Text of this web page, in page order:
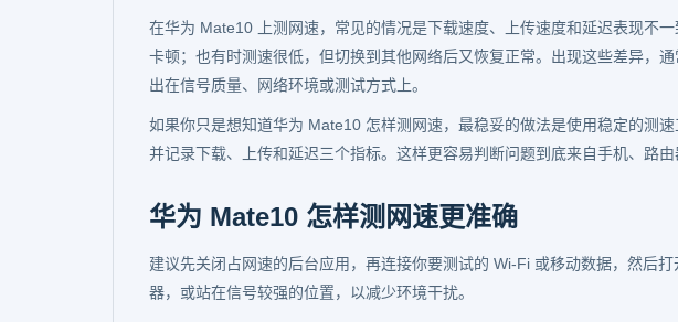
在华为 Mate10 上测网速，常见的情况是下载速度、上传速度和延迟表现不
卡顿；也有时测速很低，但切换到其他网络后又恢复正常。出现这些差异，
出在信号质量、网络环境或测试方式上。
如果你只是想知道华为 Mate10 怎样测网速，最稳妥的做法是使用稳定的测
并记录下载、上传和延迟三个指标。这样更容易判断问题到底来自手机、路由
华为 Mate10 怎样测网速更准确
建议先关闭占网速的后台应用，再连接你要测试的 Wi-Fi 或移动数据，然后
器，或站在信号较强的位置，以减少环境干扰。